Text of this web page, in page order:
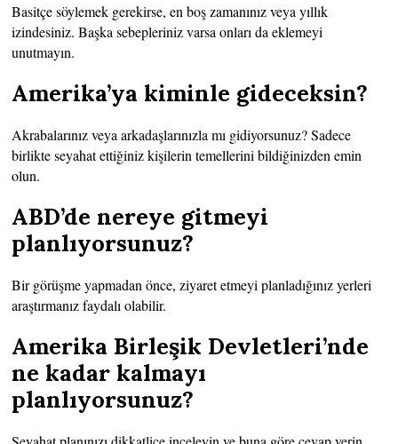
Basitçe söylemek gerekirse, en boş zamanınız veya yıllık
izindesiniz. Başka sebepleriniz varsa onları da eklemeyi
unutmayın.
Amerika’ya kiminle gideceksin?
Akrabalarınız veya arkadaşlarınızla mı gidiyorsunuz? Sadece
birlikte seyahat ettiğiniz kişilerin temellerini bildiğinizden emin
olun.
ABD’de nereye gitmeyi
planlıyorsunuz?
Bir görüşme yapmadan önce, ziyaret etmeyi planladığınız yerleri
araştırmanız faydalı olabilir.
Amerika Birleşik Devletleri’nde
ne kadar kalmayı
planlıyorsunuz?